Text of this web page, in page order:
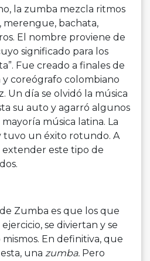
la zumba mezcla ritmos
merengue, bachata,
El nombre proviene de
significado para los
Fue creado a finales de
y coreógrafo colombiano
Un día se olvidó la música
su auto y agarró algunos
música latina. La
tuvo un éxito rotundo. A
extender este tipo de
de Zumba es que los que
se diviertan y se
En definitiva, que
una zumba. Pero